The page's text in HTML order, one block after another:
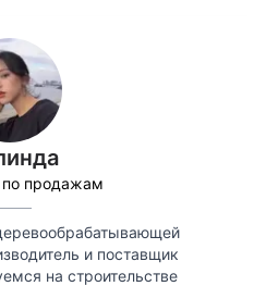
продажам
и поставщик
на строительстве